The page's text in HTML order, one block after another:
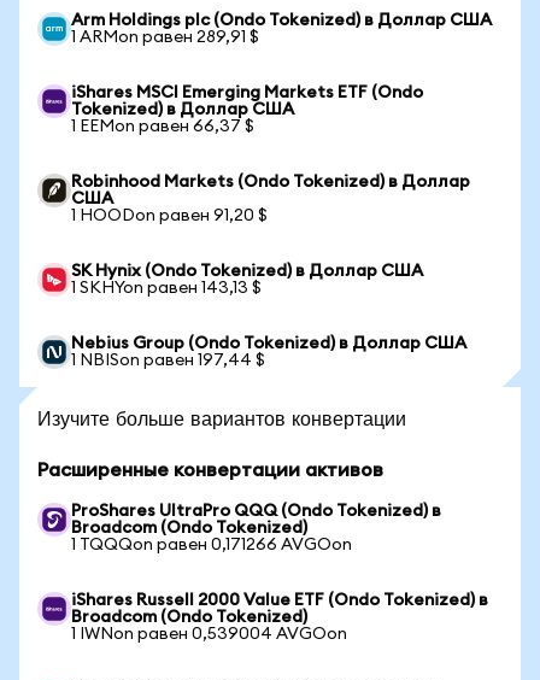
Arm Holdings plc (Ondo Tokenized) в Доллар США
1 ARMon равен 289,91 $
iShares MSCI Emerging Markets ETF (Ondo
Tokenized) в Доллар США
1 EEMon равен 66,37 $
Robinhood Markets (Ondo Tokenized) в Доллар
США
1 HOODon равен 91,20 $
SK Hynix (Ondo Tokenized) в Доллар США
1 SKHYon равен 143,13 $
Nebius Group (Ondo Tokenized) в Доллар США
1 NBISon равен 197,44 $
Изучите больше вариантов конвертации
Расширенные конвертации активов
ProShares UltraPro QQQ (Ondo Tokenized) в
Broadcom (Ondo Tokenized)
1 TQQQon равен 0,171266 AVGOon
iShares Russell 2000 Value ETF (Ondo Tokenized) в
Broadcom (Ondo Tokenized)
1 IWNon равен 0,539004 AVGOon